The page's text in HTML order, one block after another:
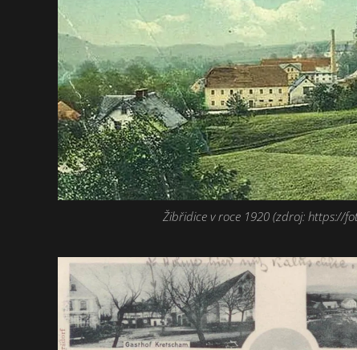
Žibřidice v roce 1920 (zdroj: https://